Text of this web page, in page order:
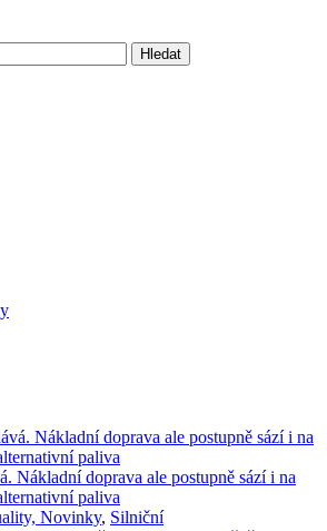
Nákladní doprava ale postupně sází i na
paliva
Novinky, Silniční